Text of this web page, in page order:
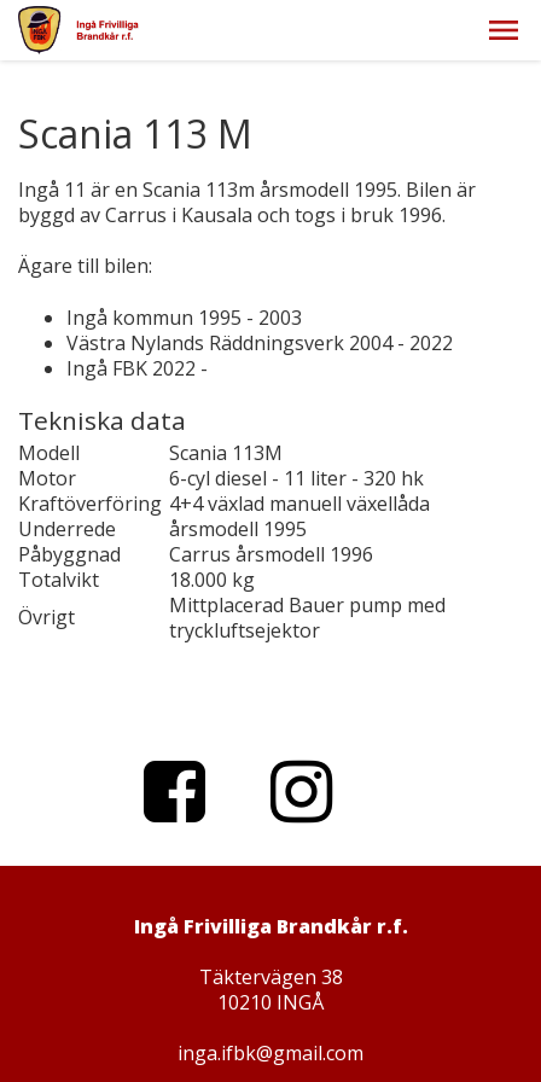
Scania 113 M
Ingå 11 är en Scania 113m årsmodell 1995. Bilen är
byggd av Carrus i Kausala och togs i bruk 1996.
Ägare till bilen:
Ingå kommun 1995 - 2003
Västra Nylands Räddningsverk 2004 - 2022
Ingå FBK 2022 -
Tekniska data
Modell
Scania 113M
Motor
6-cyl diesel - 11 liter - 320 hk
Kraftöverföring 4+4 växlad manuell växellåda
Underrede
årsmodell 1995
Påbyggnad
Carrus årsmodell 1996
Totalvikt
18.000 kg
Övrigt
Mittplacerad Bauer pump med
tryckluftsejektor
ok
am
Ingå Frivilliga Brandkår r.f.
Täktervägen 38
10210 INGÅ
inga.ifbk@gmail.com